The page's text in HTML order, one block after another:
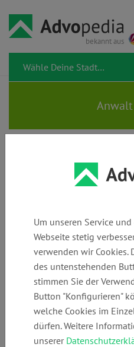
bekannt aus
v. STRAELEN &
Telefon:
+49 (0)
2832974460
E-Mail:
aelte-
Um unseren Service
Webseite stetig
verwenden wir Cookies.
des untenstehenden
stimmen Sie der
Button "Konfigurieren"
welche Cookies im
dürfen. Weitere
unserer